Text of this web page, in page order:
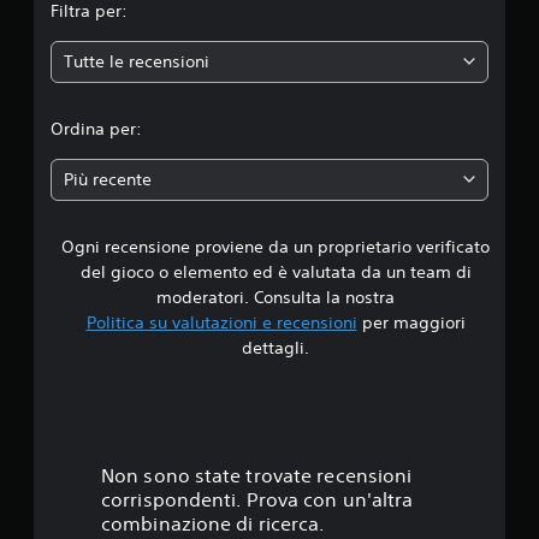
e
d
a
d
i
.
Filtra per:
Tutte le recensioni
Ordina per:
Più recente
Ogni recensione proviene da un proprietario verificato
del gioco o elemento ed è valutata da un team di
moderatori. Consulta la nostra
Politica su valutazioni e recensioni per maggiori
dettagli.
Non sono state trovate recensioni
corrispondenti. Prova con un'altra
combinazione di ricerca.